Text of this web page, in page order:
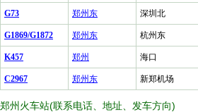
G73 郑州东 深圳北
G1869/G1872 郑州东 杭州东
K457 郑州 海口
C2967 郑州东 新郑机场
郑州火车站(联系电话、地址、发车方向)